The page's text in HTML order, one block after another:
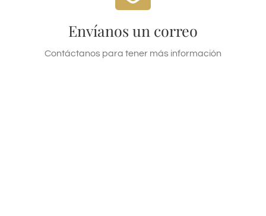
Envíanos un correo
Contáctanos para tener más información
Email reservations@company.com today!